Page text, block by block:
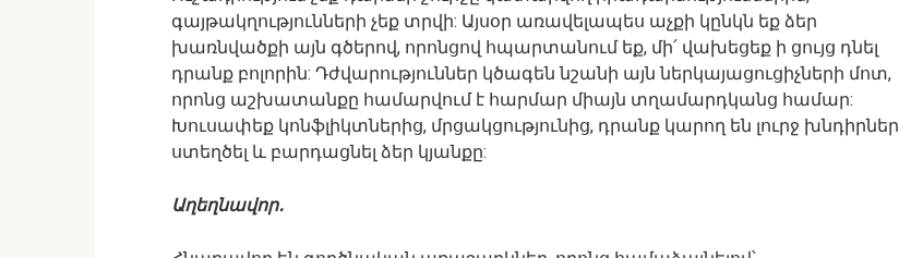
գայթակղությունների չեք տրվի: Այսօր առավելապես աչքի կընկն եք ձեր
խառնվածքի այն գծերով, որոնցով հպարտանում եք, մի՛ վախեցեք ի ցույց դնել
դրանք բոլորին: Դժվարություններ կծագեն նշանի այն ներկայացուցիչների մոտ,
որոնց աշխատանքը համարվում է հարմար միայն տղամարդկանց համար:
Խուսափեք կոնֆլիկտներից, մրցակցությունից, դրանք կարող են լուրջ խնդիրներ
ստեղծել և բարդացնել ձեր կյանքը:
Աղեղնավոր․